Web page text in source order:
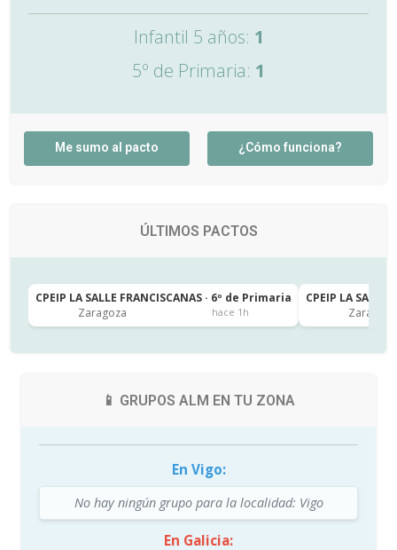
Infantil 5 años: 1
5º de Primaria: 1
Me sumo al pacto ¿Cómo funciona?
ÚLTIMOS PACTOS
CPEIP LA SALLE FRANCISCANAS · 6º de Primaria
Zaragoza
hace 1h
CPEIP LA SALLE
Zaragoza
📱 GRUPOS ALM EN TU ZONA
En Vigo:
No hay ningún grupo para la localidad: Vigo
En Galicia: